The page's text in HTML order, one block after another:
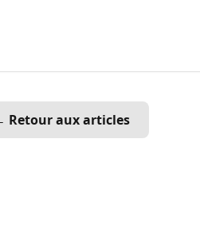
Retour aux articles